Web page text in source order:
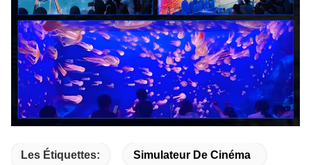
Les Étiquettes: Simulateur De Cinéma